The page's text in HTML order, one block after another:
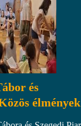
és
élmények